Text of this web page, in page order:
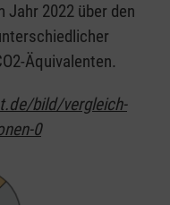
2022 über den
Äquivalenten.
bild/vergleich-
0